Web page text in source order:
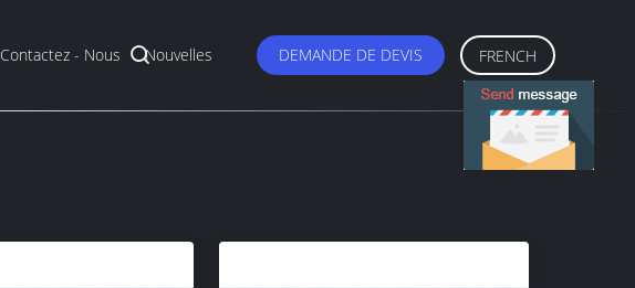
Contactez - Nous Nouvelles DEMANDE DE DEVIS FRENCH